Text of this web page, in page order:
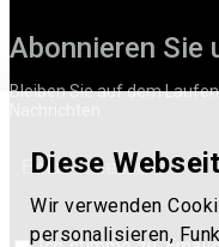
Diese
Wir verwenden
personalisieren,
Abonnieren Sie
Bleiben Sie auf dem